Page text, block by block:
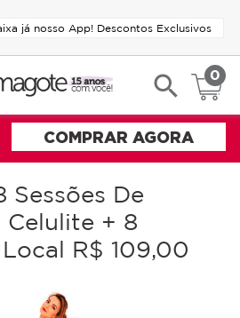
já nosso App! Descontos Exclusivos
search 0
Sessões De
Celulite + 8
R$ 109,00
COMPRAR AGORA